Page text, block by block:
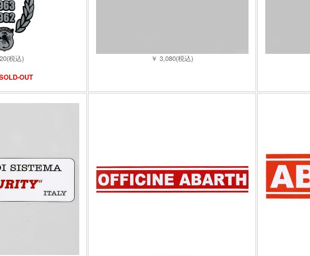
税込)
OUT
￥ 3,080(税込)